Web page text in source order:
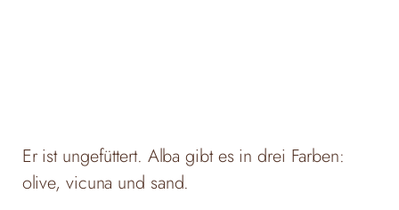
Er ist ungefüttert. Alba gibt es in drei Farben:
olive, vicuna und sand.